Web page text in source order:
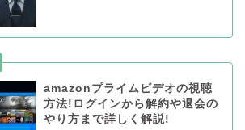
amazonプライムビデオの視聴
方法!ログインから解約や退会の
やり方まで詳しく解説!